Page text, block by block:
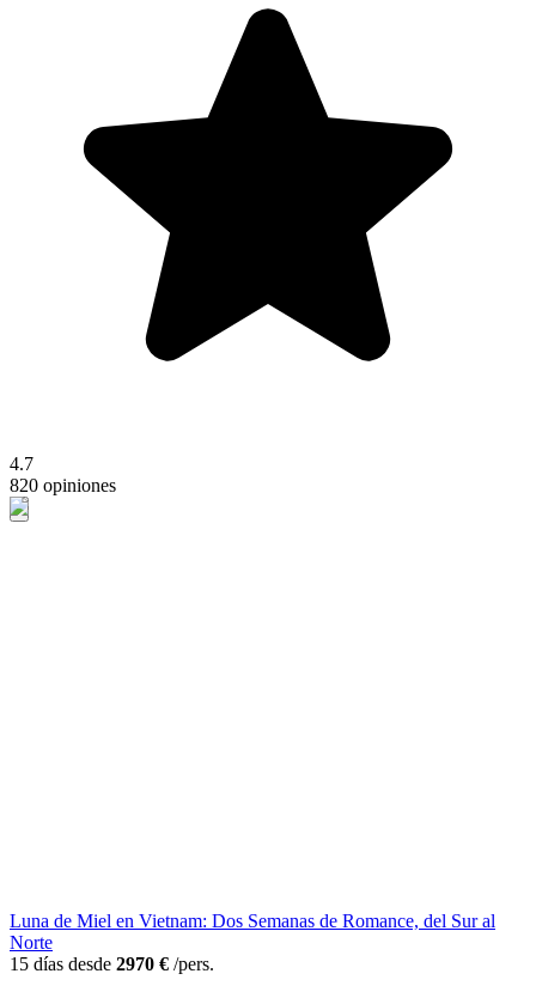
4.7
820 opiniones
Luna de Miel en Vietnam: Dos Semanas de Romance, del Sur al
Norte
15 días desde 2970 € /pers.